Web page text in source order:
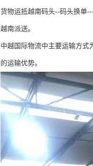
货物运抵越南码头--码头换单
越南派送。
中越国际物流中主要运输方式
的运输优势。